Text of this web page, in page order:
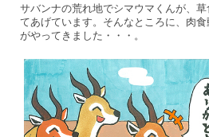
サバンナの荒れ地でシマウマくんが、
てあげています。そんなところに、肉
がやってきました・・・。